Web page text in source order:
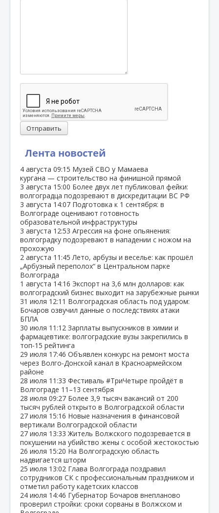
Лента новостей
4 августа 09:15 Музей СВО у Мамаева
кургана — строительство на финишной прямой
3 августа 15:00 Более двух лет публиковал фейки:
волгоградца подозревают в дискредитации ВС РФ
3 августа 14:07 Подготовка к 1 сентября: в
Волгограде оценивают готовность
образовательной инфраструктуры
3 августа 12:53 Агрессия на фоне опьянения:
волгоградку подозревают в нападении с ножом на
прохожую
2 августа 11:45 Лето, арбузы и веселье: как прошёл
„Арбузный переполох“ в Центральном парке
Волгограда
1 августа 14:16 Экспорт на 3,6 млн долларов: как
волгоградский бизнес выходит на зарубежные рынки
31 июля 12:11 Волгоградская область под ударом:
Бочаров озвучил данные о последствиях атаки
БПЛА
30 июля 11:12 Зарплаты выпускников в химии и
фармацевтике: волгоградские вузы закрепились в
топ‑15 рейтинга
29 июля 17:46 Объявлен конкурс на ремонт моста
через Волго‑Донской канал в Красноармейском
районе
28 июля 11:33 Фестиваль #ТриЧетыре пройдёт в
Волгограде 11–13 сентября
28 июля 09:27 Более 3,9 тысяч вакансий от 200
тысяч рублей открыто в Волгоградской области
27 июля 15:16 Новые назначения в финансовой
вертикали Волгоградской области
27 июля 13:33 Житель Волжского подозревается в
покушении на убийство жены с особой жестокостью
26 июля 15:20 На Волгоградскую область
надвигается шторм
25 июля 13:02 Глава Волгограда поздравил
сотрудников СК с профессиональным праздником и
отметил работу кадетских классов
24 июля 14:46 Губернатор Бочаров внепланово
проверил стройки: сроки сорваны в Волжском и
Отправить